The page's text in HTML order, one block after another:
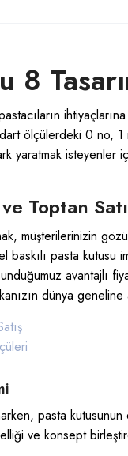
8
ölçülerdeki 0 no,
yaratmak isteyenler
Toptan
müşterilerinizin
pasta kutusu
avantajlı
dünya geneline
pasta
ve konsept